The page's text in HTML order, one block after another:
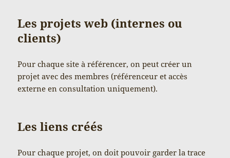
Les projets web (internes ou
clients)
Pour chaque site à référencer, on peut créer un
projet avec des membres (référenceur et accès
externe en consultation uniquement).
Les liens créés
Pour chaque projet, on doit pouvoir garder la trace